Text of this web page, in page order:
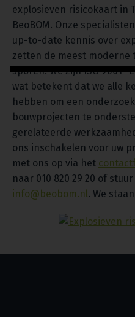
explosieven risicokaart in
BeoBOM. Onze
up-to-date kennis over
zetten de meest moderne
sporen. We zijn ISO 9001-
wat betekent dat we alle
hebben om een
bouwprojecten te
gerelateerde
ons inschakelen voor uw
met ons op via het
naar 010 820 29 20 of
info@beobom.nl. We